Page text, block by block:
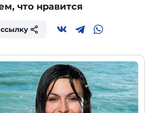
что нравится